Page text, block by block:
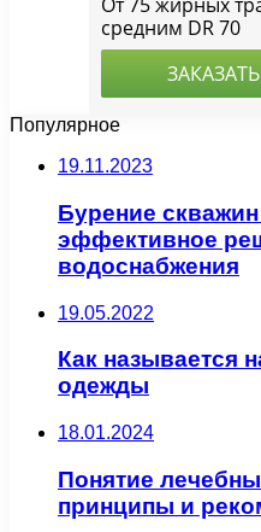
Популярное
19.11.2023
Бурение
эффективное
водоснабжения
19.05.2022
Как называется
одежды
18.01.2024
Понятие
принципы и